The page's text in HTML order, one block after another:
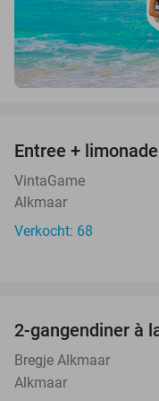
Entree +
VintaGame
Alkmaar
Verkocht: 68
2-gangendiner à
Bregje Alkmaar
Alkmaar